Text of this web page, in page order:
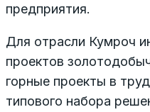
предприятия.
Для отрасли Кумроч
проектов
горные проекты в
типового набора